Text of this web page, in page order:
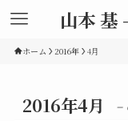
山本
ホーム 2016年 4月
2016年4月 –